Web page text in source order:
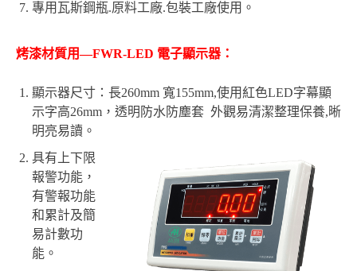
專用瓦斯鋼瓶.原料工廠.包裝工廠使用。
烤漆材質用—FWR-LED 電子顯示器：
顯示器尺寸：長260mm 寬155mm,使用紅色LED字幕顯
示字高26mm，透明防水防塵套 外觀易清潔整理保養,晰
明亮易讀。
具有上下限
報警功能，
有警報功能
和累計及簡
易計數功
能。